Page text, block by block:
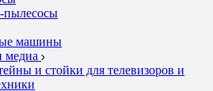
пылесосы
машины
медиа
и стойки для телевизоров и